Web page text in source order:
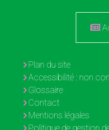
Plan du site
Accessibilité : non
Glossaire
Contact
Mentions légales
Politique de gestion